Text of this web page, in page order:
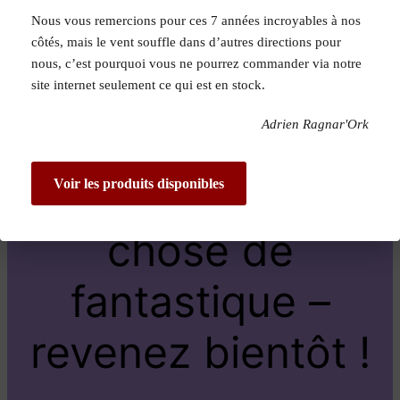
Pardon pour le
dérangement !
Nous travaillons
sur quelque
chose de
fantastique –
revenez bientôt !
Nous vous remercions pour ces 7 années incroyables à nos
côtés, mais le vent souffle dans d’autres directions pour
nous, c’est pourquoi vous ne pourrez commander via notre
site internet seulement ce qui est en stock.
Adrien Ragnar'Ork
Voir les produits disponibles